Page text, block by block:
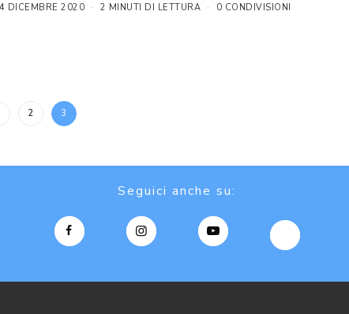
DICEMBRE 2020 2 MINUTI DI LETTURA 0 CONDIVISIONI
2 3
Seguici anche su: